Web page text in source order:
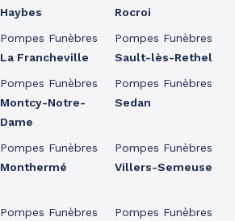
Haybes
Pompes Funèbres
La Francheville
Pompes Funèbres
Montcy-Notre-
Dame
Pompes Funèbres
Monthermé
Pompes Funèbres
Rocroi
Pompes Funèbres
Sault-lès-Rethel
Pompes Funèbres
Sedan
Pompes Funèbres
Villers-Semeuse
Pompes Funèbres